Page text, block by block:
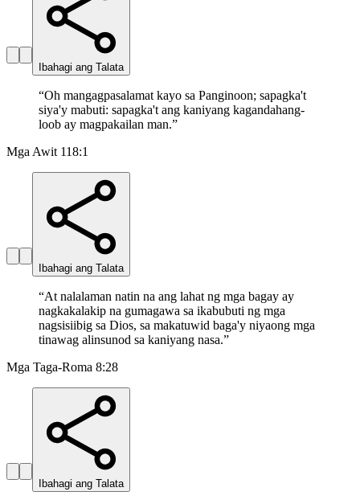
Ibahagi ang Talata
“Oh mangagpasalamat kayo sa Panginoon; sapagka't
siya'y mabuti: sapagka't ang kaniyang kagandahang-
loob ay magpakailan man.”
Mga Awit 118:1
Ibahagi ang Talata
“At nalalaman natin na ang lahat ng mga bagay ay
nagkakalakip na gumagawa sa ikabubuti ng mga
nagsisiibig sa Dios, sa makatuwid baga'y niyaong mga
tinawag alinsunod sa kaniyang nasa.”
Mga Taga-Roma 8:28
Ibahagi ang Talata